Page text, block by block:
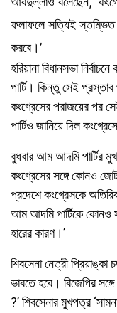
ফলাফলে সত্যিই
করবে।’
হরিয়ানা বিধানসভা
পার্টি। কিন্তু সেই
কংগ্রেসের পরাজয়ের পর
পার্টিও জানিয়ে দিল
বুধবার আম আদমি পার্টির
কংগ্রেসের সঙ্গে কোনও
প্রদেশে কংগ্রেসকে
আম আদমি পার্টিকে কোনও
হারের কারণ।’
শিবসেনা নেত্রী
ভাবতে হবে। বিজেপির
?’ শিবসেনার মুখপত্র